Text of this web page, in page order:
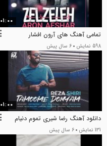
01:00
تمامی آهنگ های آرون افشار
598 نمایش 6 سال پیش
01:00
دانلود آهنگ رضا شیری تموم دنیام
131 نمایش 6 سال پیش